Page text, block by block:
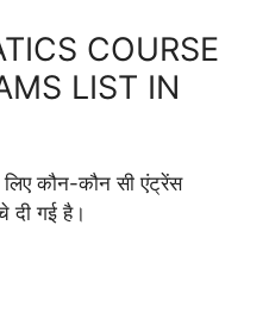
COURSE
LIST IN
कौन-कौन सी एंट्रेंस
दी गई है।